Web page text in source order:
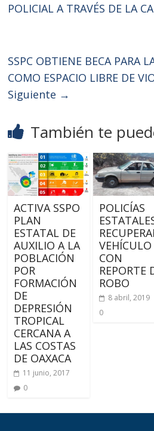
POLICIAL A TRAVÉS DE LA
SSPC OBTIENE BECA PARA
COMO ESPACIO LIBRE DE
Siguiente →
También te
ACTIVA SSPO
PLAN
ESTATAL DE
AUXILIO A LA
POBLACIÓN
POR
FORMACIÓN
DE
DEPRESIÓN
TROPICAL
CERCANA A
LAS COSTAS
DE OAXACA
11 junio, 2017
0
POLICÍAS
VEHÍCULO
CON
REPORTE
ROBO
8 abril, 2019
0